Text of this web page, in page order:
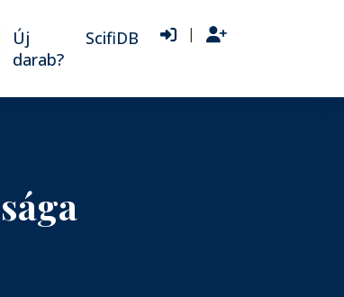
Új
darab?
ScifiDB |